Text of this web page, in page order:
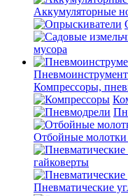
Аккумуляторные
мусора
Компрессоры,
Отбойные молотки
гайковерты
Пневматические